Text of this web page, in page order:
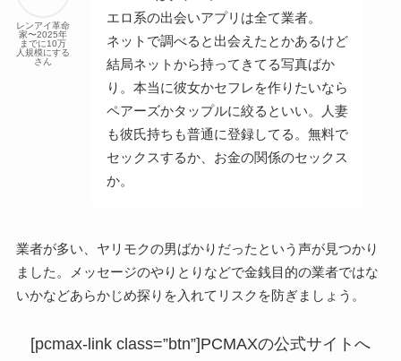
レンアイ革命
家〜2025年
までに10万
人規模にする
さん
エロ系の出会いアプリは全て業者。
ネットで調べると出会えたとかあるけど
結局ネットから持ってきてる写真ばか
り。本当に彼女かセフレを作りたいなら
ペアーズかタップルに絞るといい。人妻
も彼氏持ちも普通に登録してる。無料で
セックスするか、お金の関係のセックス
か。
業者が多い、ヤリモクの男ばかりだったという声が見つかり
ました。メッセージのやりとりなどで金銭目的の業者ではな
いかなどあらかじめ探りを入れてリスクを防ぎましょう。
[pcmax-link class=”btn”]PCMAXの公式サイトへ